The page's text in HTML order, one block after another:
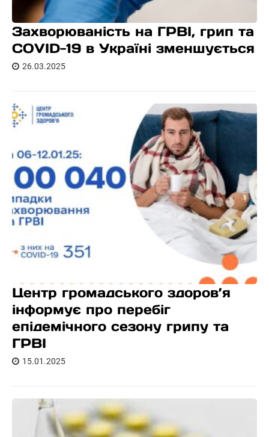
Захворюваність на ГРВІ, грип та
COVID-19 в Україні зменшується
26.03.2025
Центр громадського здоров’я
інформує про перебіг
епідемічного сезону грипу та
ГРВІ
15.01.2025